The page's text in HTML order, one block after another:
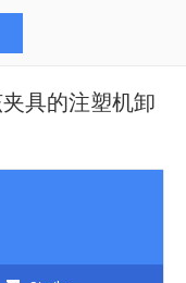
具的注塑机卸